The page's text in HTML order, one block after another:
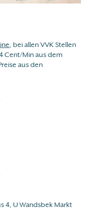
, bei allen VVK Stellen
Cent/Min aus dem
aus den
4, U Wandsbek Markt